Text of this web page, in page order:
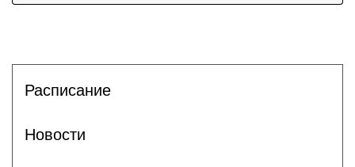
Расписание
Новости